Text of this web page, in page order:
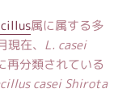
属に属する多
在、 L. casei
再分類されている
caseiShirota